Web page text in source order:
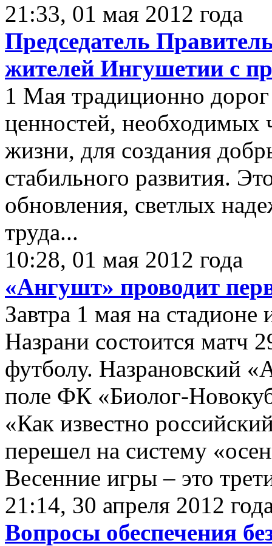
21:33, 01 мая 2012 года
Председатель
жителей Ингушетии с
1 Мая традиционно
ценностей, необходимых
жизни, для создания
стабильного развития.
обновления, светлых
труда...
10:28, 01 мая 2012 года
«Ангушт» проводит
Завтра 1 мая на
Назрани состоится матч
футболу. Назрановский
поле ФК «Биолог-
«Как известно
перешел на систему
Весенние игры – это
21:14, 30 апреля 2012
Вопросы обеспечения